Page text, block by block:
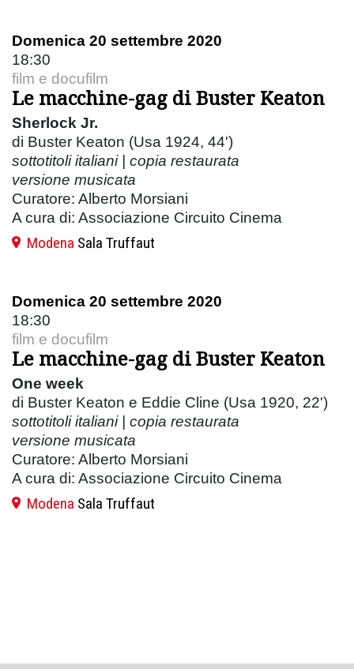
Domenica 20 settembre 2020
18:30
film e docufilm
Le macchine-gag di Buster Keaton
Sherlock Jr.
di Buster Keaton (Usa 1924, 44')
sottotitoli italiani | copia restaurata
versione musicata
Curatore: Alberto Morsiani
A cura di: Associazione Circuito Cinema
Modena Sala Truffaut
Domenica 20 settembre 2020
18:30
film e docufilm
Le macchine-gag di Buster Keaton
One week
di Buster Keaton e Eddie Cline (Usa 1920, 22')
sottotitoli italiani | copia restaurata
versione musicata
Curatore: Alberto Morsiani
A cura di: Associazione Circuito Cinema
Modena Sala Truffaut